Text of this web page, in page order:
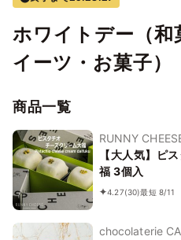
ホワイトデー（和
イーツ・お菓子）
商品一覧
RUNNY
【大人気】ピ
福 3個入
4.27(30)最短 8/11
chocolaterie